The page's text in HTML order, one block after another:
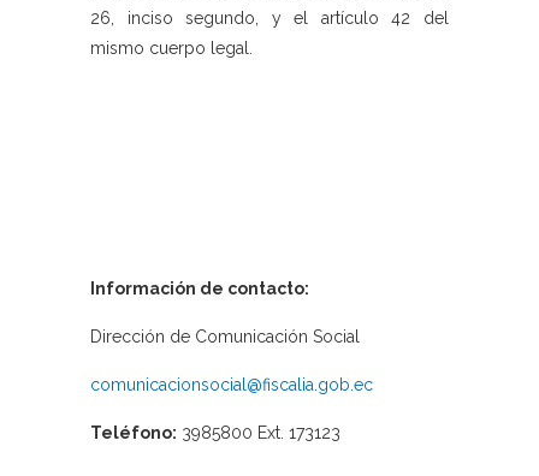
26, inciso segundo, y el artículo 42 del
mismo cuerpo legal.
Información de contacto:
Dirección de Comunicación Social
comunicacionsocial@fiscalia.gob.ec
Teléfono: 3985800 Ext. 173123